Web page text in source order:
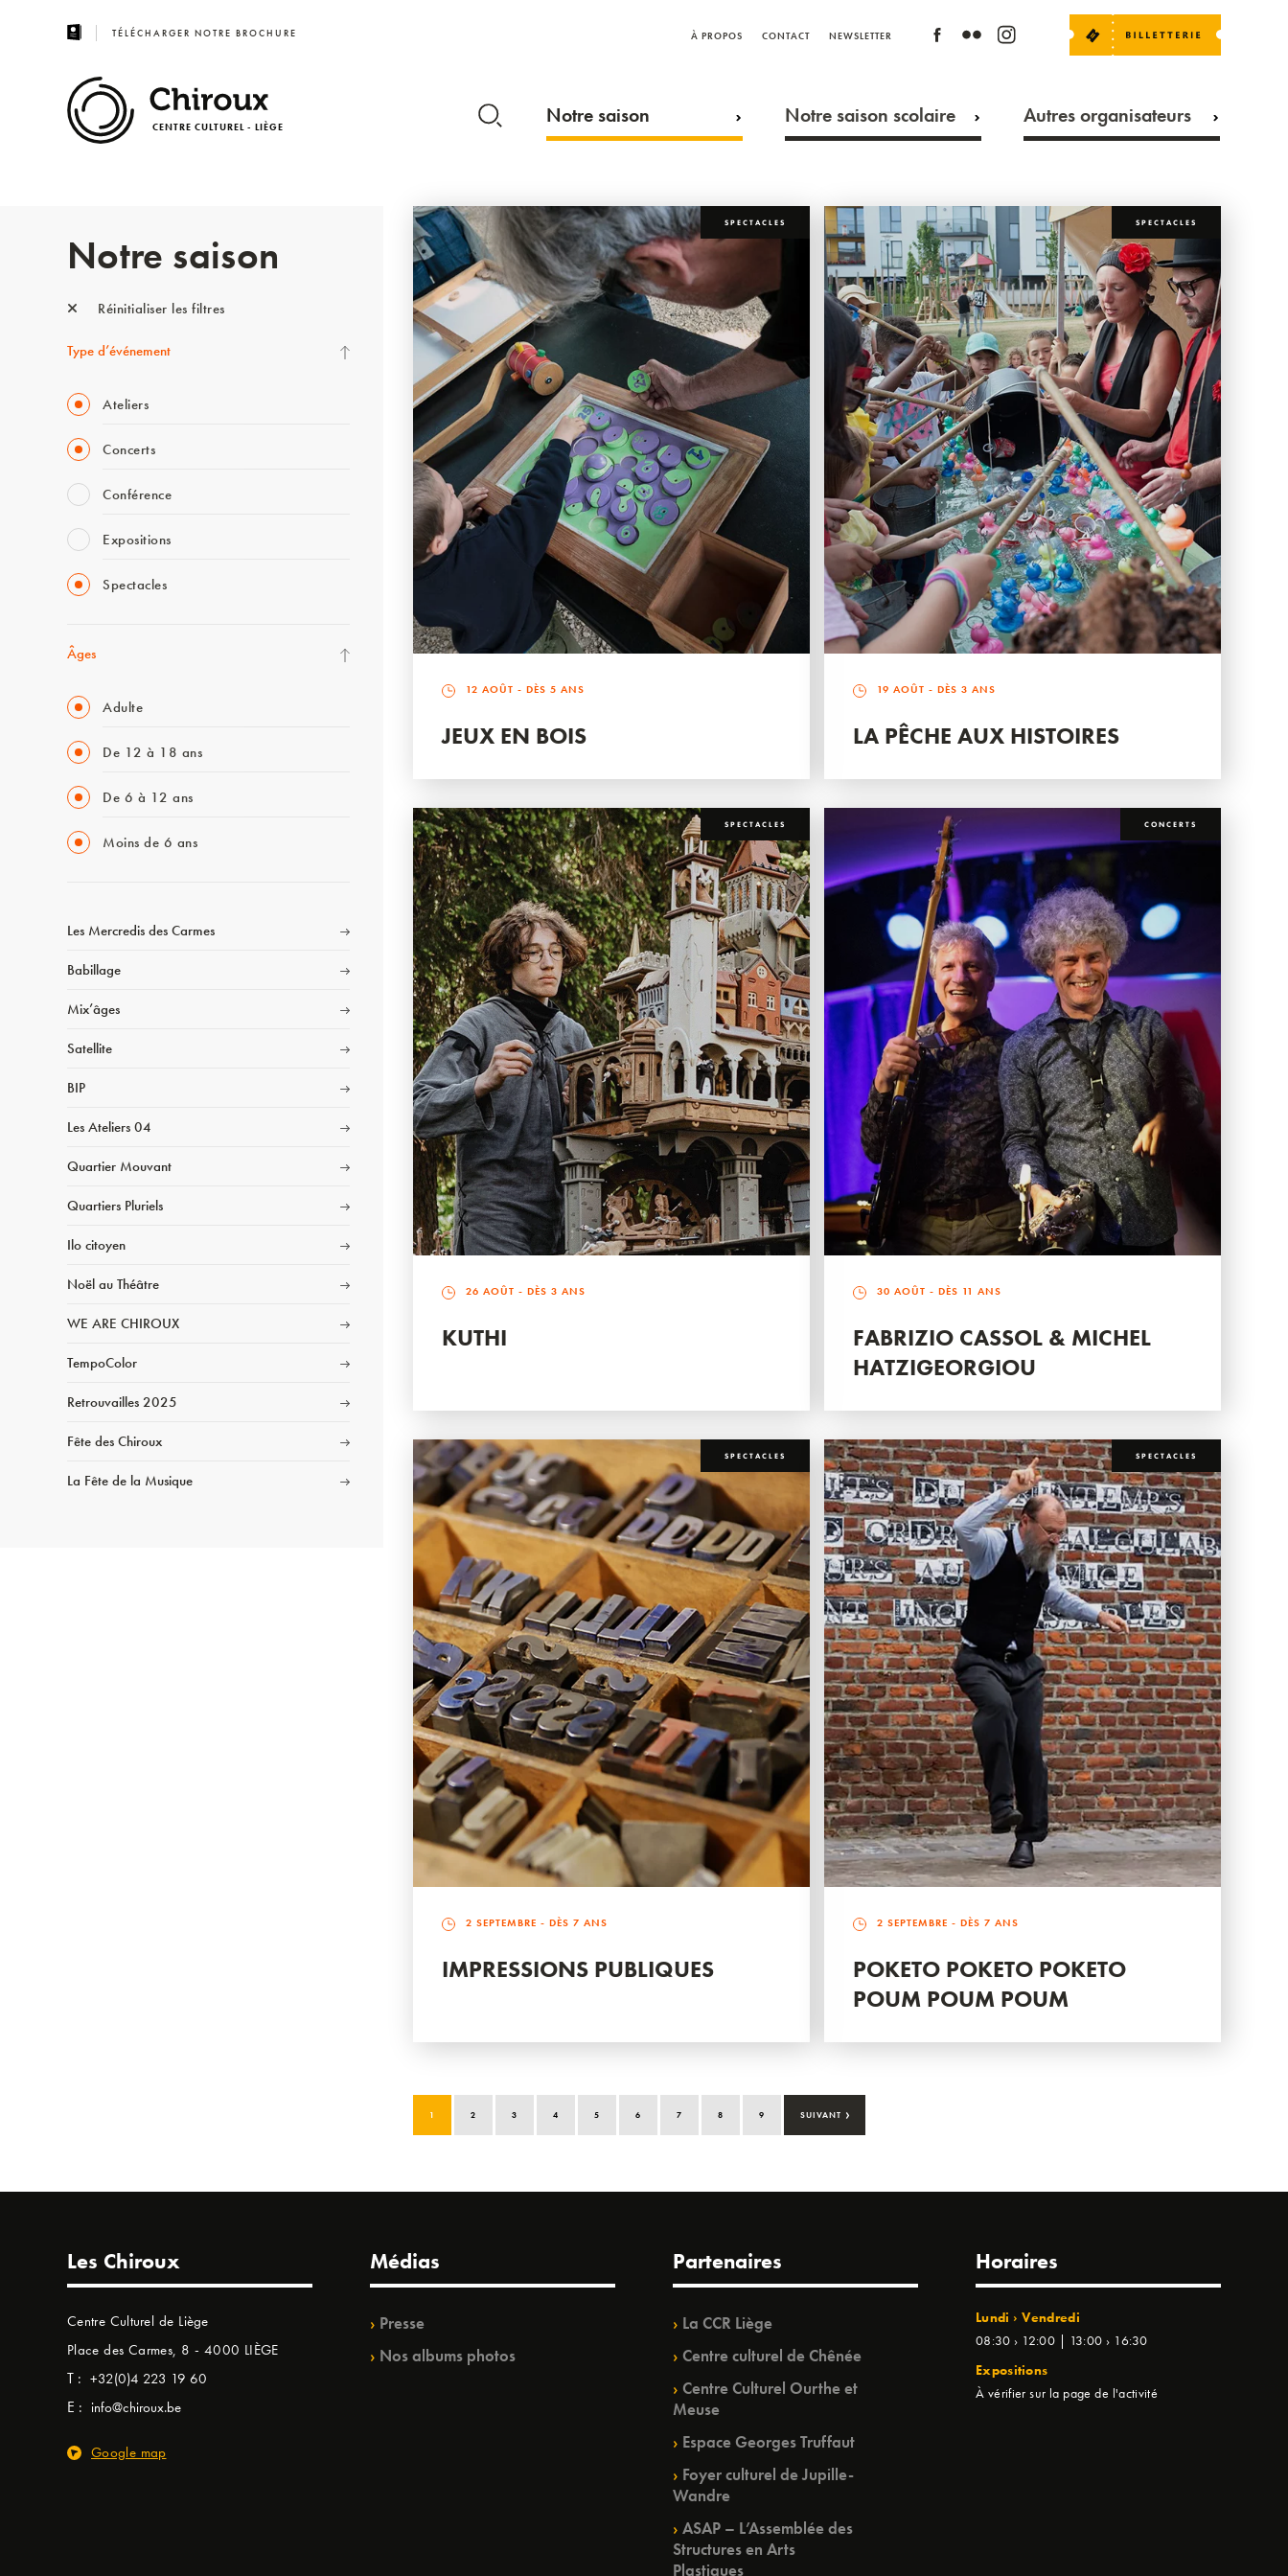
TÉLÉCHARGER NOTRE BROCHURE À PROPOS CONTACT NEWSLETTER
CENTRE CULTUREL - LIÈGE Notre saison Notre saison scolaire Autres organisateurs
Notre saison
Réinitialiser les filtres
Type d’événement
Ateliers
Concerts
Conférence
Expositions
Spectacles
Âges
Adulte
De 12 à 18 ans
De 6 à 12 ans
Moins de 6 ans
Les Mercredis des Carmes
Babillage
Mix’âges
Satellite
BIP
Les Ateliers 04
Quartier Mouvant
Quartiers Pluriels
Ilo citoyen
Noël au Théâtre
WE ARE CHIROUX
TempoColor
Retrouvailles 2025
Fête des Chiroux
La Fête de la Musique
SPECTACLES
12 AOÛT - DÈS 5 ANS
JEUX EN BOIS
SPECTACLES
19 AOÛT - DÈS 3 ANS
LA PÊCHE AUX HISTOIRES
SPECTACLES
26 AOÛT - DÈS 3 ANS
KUTHI
CONCERTS
30 AOÛT - DÈS 11 ANS
FABRIZIO CASSOL & MICHEL
HATZIGEORGIOU
SPECTACLES
2 SEPTEMBRE - DÈS 7 ANS
IMPRESSIONS PUBLIQUES
SPECTACLES
2 SEPTEMBRE - DÈS 7 ANS
POKETO POKETO POKETO
POUM POUM POUM
1 2 3 4 5 6 7 8 9 SUIVANT ›
Les Chiroux
Centre Culturel de Liège
Place des Carmes, 8 - 4000 LIÈGE
T : +32(0)4 223 19 60
E : info@chiroux.be
Google map
Médias
Presse
Nos albums photos
Partenaires
La CCR Liège
Centre culturel de Chênée
Centre Culturel Ourthe et
Meuse
Espace Georges Truffaut
Foyer culturel de Jupille-
Wandre
ASAP – L’Assemblée des
Structures en Arts
Plastiques
Horaires
Lundi › Vendredi
08:30 › 12:00 | 13:00 › 16:30
Expositions
À vérifier sur la page de l'activité